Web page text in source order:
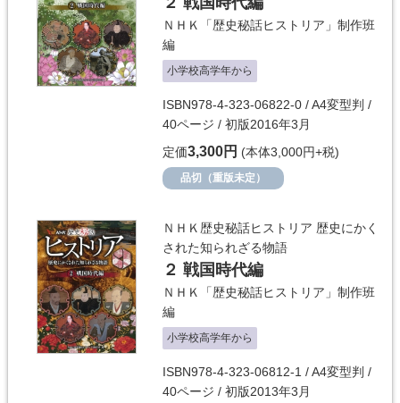
ＮＨＫ「歴史秘話ヒストリア」制作班
編
小学校高学年から
ISBN978-4-323-06822-0 / A4変型判 /
40ページ / 初版2016年3月
定価3,300円 (本体3,000円+税)
品切（重版未定）
ＮＨＫ歴史秘話ヒストリア 歴史にかく
された知られざる物語
２ 戦国時代編
ＮＨＫ「歴史秘話ヒストリア」制作班
編
小学校高学年から
ISBN978-4-323-06812-1 / A4変型判 /
40ページ / 初版2013年3月